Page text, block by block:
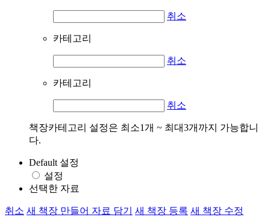
취소
카테고리
취소
카테고리
취소
책장카테고리 설정은 최소1개 ~ 최대3개까지 가능합니
다.
Default 설정
설정
선택한 자료
취소 새 책장 만들어 자료 담기 새 책장 등록 새 책장 수정